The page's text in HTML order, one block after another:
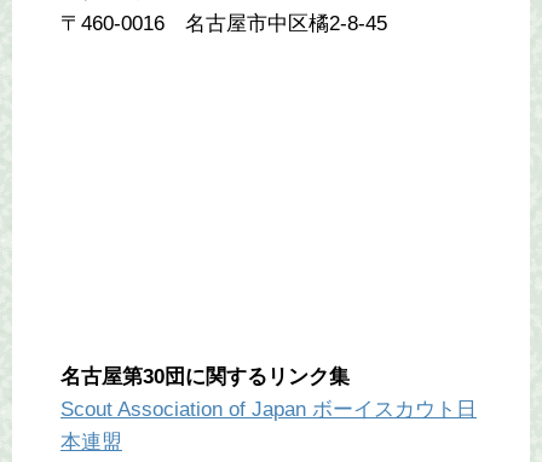
〒460-0016 名古屋市中区橘2-8-45
名古屋第30団に関するリンク集
Scout Association of Japan ボーイスカウト日
本連盟